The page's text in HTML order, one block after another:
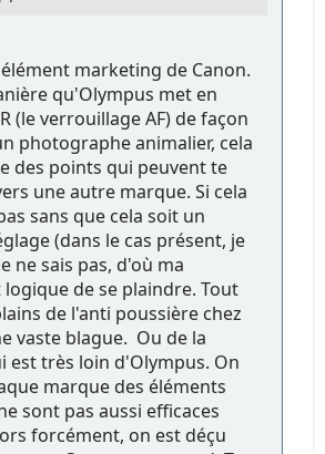
marketing de Canon.
qu'Olympus met en
(le verrouillage AF) de façon
photographe animalier, cela
des points qui peuvent te
une autre marque. Si cela
sans que cela soit un
(dans le cas présent, je
ne sais pas, d'où ma
de se plaindre. Tout
de l'anti poussière chez
vaste blague. Ou de la
est très loin d'Olympus. On
marque des éléments
sont pas aussi efficaces
forcément, on est déçu